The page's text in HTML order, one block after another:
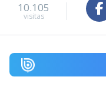
10.105
visitas